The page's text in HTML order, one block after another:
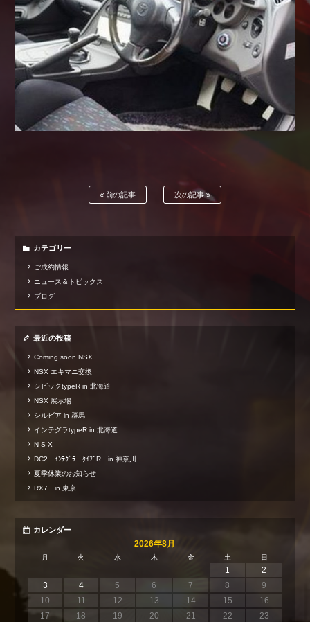
前の記事 次の記事
カテゴリー
ご成約情報
ニュース＆トピックス
ブログ
最近の投稿
Coming soon NSX
NSX エキマニ交換
シビックtypeR in 北海道
NSX 展示場
シルビア in 群馬
インテグラtypeR in 北海道
N S X
DC2 ｲﾝﾃｸﾞﾗ ﾀｲﾌﾟR in 神奈川
夏季休業のお知らせ
RX7 in 東京
カレンダー
2026年8月
月 火 水 木 金 土 日
1
2
3
4 5 6 7 8
9
10
11 12 13 14 15
16
17
18 19 20 21 22
23